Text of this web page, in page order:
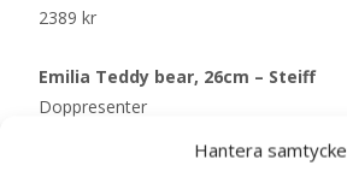
Hantera samtycke
2389 kr
Emilia Teddy bear, 26cm – Steiff
Doppresenter